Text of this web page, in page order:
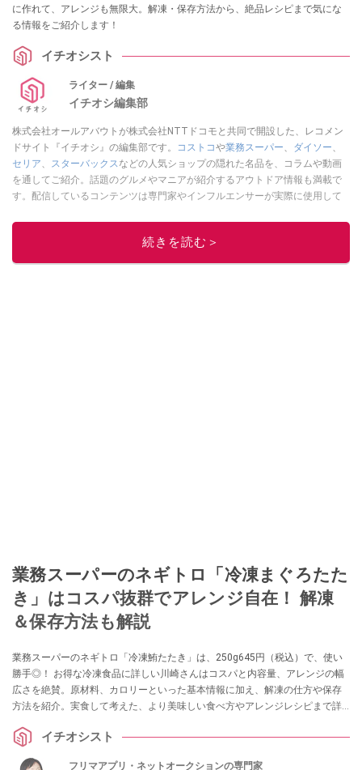
に作れて、アレンジも無限大。解凍・保存方法から、絶品レシピまで気にな
る情報をご紹介します！
イチオシスト
ライター / 編集
イチオシ編集部
株式会社オールアバウトが株式会社NTTドコモと共同で開設した、レコメン
ドサイト『イチオシ』の編集部です。
コストコや業務スーパー、 ダイソー、
セリア、 スターバックスなどの人気ショップの隠れた名品を、コラムや動画
を通してご紹介。話題のグルメやマニアが紹介するアウトドア情報も満載で
す。配信しているコンテンツは専門家やインフルエンサーが実際に使用して
ニュースでフォロー
続きを読む＞
業務スーパーのネギトロ「冷凍まぐろたた
き」はコスパ抜群でアレンジ自在！ 解凍
＆保存方法も解説
業務スーパーのネギトロ「冷凍鮪たたき」は、250g645円（税込）で、使い
勝手◎！ お得な冷凍食品に詳しい川崎さんはコスパと内容量、アレンジの幅
広さを絶賛。原材料、カロリーといった基本情報に加え、解凍の仕方や保存
方法を紹介。実食して考えた、より美味しい食べ方やアレンジレシピまで詳
イチオシスト
フリマアプリ・ネットオークションの専門家